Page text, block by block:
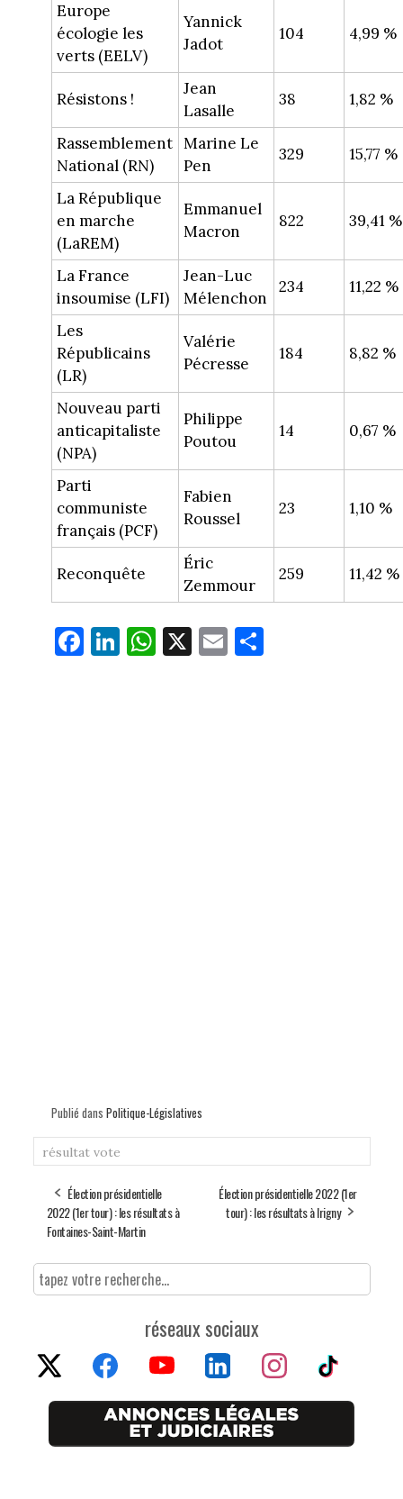
Europe
écologie les
verts (EELV)
Yannick
Jadot
104 4,99 %
Résistons !
Jean
Lasalle
38 1,82 %
Rassemblement
National (RN)
Marine Le
Pen
329 15,77 %
La République
en marche
(LaREM)
Emmanuel
Macron
822 39,41 %
La France
insoumise (LFI)
Jean-Luc
Mélenchon
234 11,22 %
Les
Républicains
(LR)
Valérie
Pécresse
184 8,82 %
Nouveau parti
anticapitaliste
(NPA)
Philippe
Poutou
14 0,67 %
Parti
communiste
français (PCF)
Fabien
Roussel
23 1,10 %
Reconquête
Éric
Zemmour
259 11,42 %
Fa
ce
Li
nk
W
ha
X E
m
Pa
rt
Publié dans Politique-Législatives
résultat vote
Élection présidentielle
2022 (1er tour) : les résultats à
Fontaines-Saint-Martin
Élection présidentielle 2022 (1er
tour) : les résultats à Irigny
réseaux sociaux